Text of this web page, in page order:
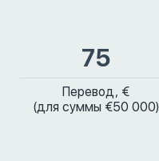
75
Перевод, €
(для суммы €50 000)